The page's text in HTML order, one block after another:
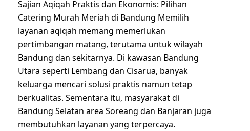
Sajian Aqiqah Praktis dan Ekonomis: Pilihan
Catering Murah Meriah di Bandung Memilih
layanan aqiqah memang memerlukan
pertimbangan matang, terutama untuk wilayah
Bandung dan sekitarnya. Di kawasan Bandung
Utara seperti Lembang dan Cisarua, banyak
keluarga mencari solusi praktis namun tetap
berkualitas. Sementara itu, masyarakat di
Bandung Selatan area Soreang dan Banjaran juga
membutuhkan layanan yang terpercaya.